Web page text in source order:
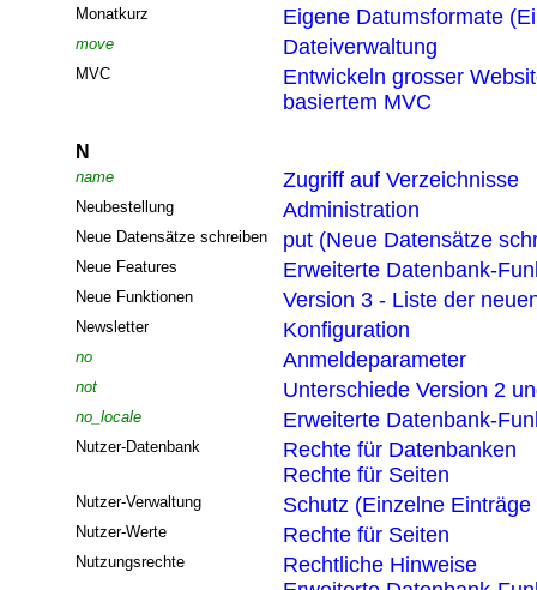
Monatkurz Eigene Datumsformate
move Dateiverwaltung
MVC
Entwickeln grosser
basiertem MVC
N
name Zugriff auf Verzeichnisse
Neubestellung Administration
Neue Datensätze schreiben put (Neue Datensätze
Neue Features Erweiterte Datenbank-
Neue Funktionen Version 3 - Liste der
Newsletter Konfiguration
no Anmeldeparameter
not Unterschiede Version 2
no_locale Erweiterte Datenbank-
Nutzer-Datenbank
Rechte für Datenbanken
Rechte für Seiten
Nutzer-Verwaltung Schutz (Einzelne
Nutzer-Werte Rechte für Seiten
Nutzungsrechte
Rechtliche Hinweise